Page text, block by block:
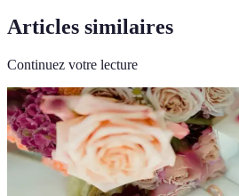
Articles similaires
Continuez votre lecture